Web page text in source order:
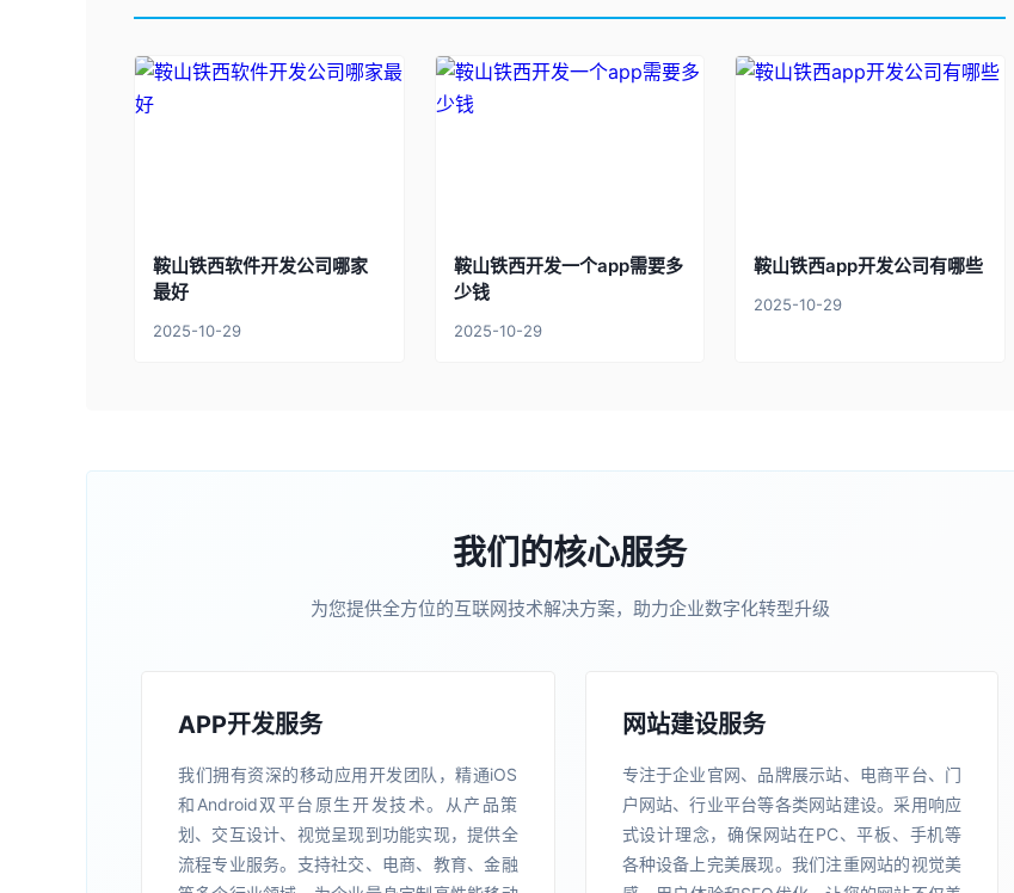
鞍山铁西软件开发公司哪家
最好
2025-10-29
鞍山铁西开发一个app需要多
少钱
2025-10-29
鞍山铁西app开发公司有哪些
2025-10-29
我们的核心服务
为您提供全方位的互联网技术解决方案，助力企业数字化转型升级
APP开发服务
我们拥有资深的移动应用开发团队，精通iOS
和Android双平台原生开发技术。从产品策
划、交互设计、视觉呈现到功能实现，提供全
流程专业服务。支持社交、电商、教育、金融
网站建设服务
专注于企业官网、品牌展示站、电商平台、门
户网站、行业平台等各类网站建设。采用响应
式设计理念，确保网站在PC、平板、手机等
各种设备上完美展现。我们注重网站的视觉美